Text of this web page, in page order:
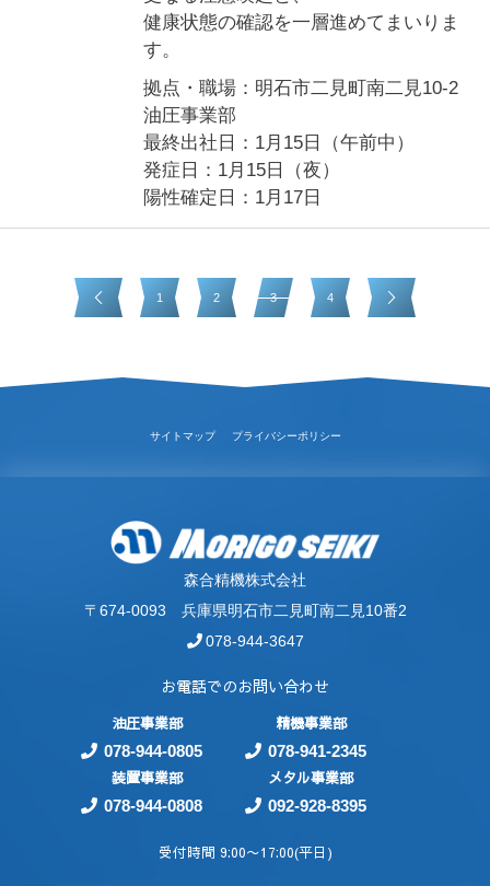
健康状態の確認を一層進めてまいりま
す。
拠点・職場：明石市二見町南二見10-2
油圧事業部
最終出社日：1月15日（午前中）
発症日：1月15日（夜）
陽性確定日：1月17日
1 2 3 4
サイトマップ プライバシーポリシー
森合精機株式会社
〒674-0093 兵庫県明石市二見町南二見10番2
078-944-3647
お電話でのお問い合わせ
油圧事業部
078-944-0805
装置事業部
078-944-0808
精機事業部
078-941-2345
メタル事業部
092-928-8395
受付時間 9:00〜17:00(平日)